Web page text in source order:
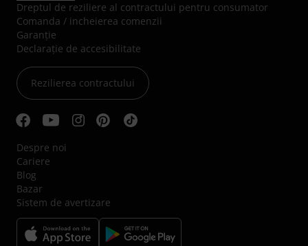
Dreptul de reziliere al contractului pentru consumator
Comanda / incheierea comenzii
Garanție
Declarație de accesibilitate
Rezilierea contractului
Despre noi
Cariere
Blog
Bazar
Sistem de avertizare